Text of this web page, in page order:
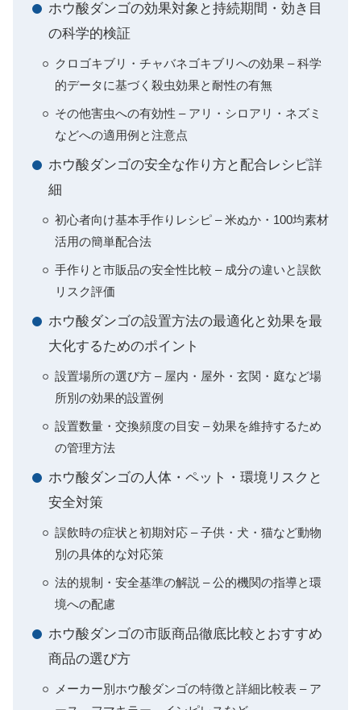
ホウ酸ダンゴの効果対象と持続期間・効き目
の科学的検証
クロゴキブリ・チャバネゴキブリへの効果 – 科学
的データに基づく殺虫効果と耐性の有無
その他害虫への有効性 – アリ・シロアリ・ネズミ
などへの適用例と注意点
ホウ酸ダンゴの安全な作り方と配合レシピ詳
細
初心者向け基本手作りレシピ – 米ぬか・100均素材
活用の簡単配合法
手作りと市販品の安全性比較 – 成分の違いと誤飲
リスク評価
ホウ酸ダンゴの設置方法の最適化と効果を最
大化するためのポイント
設置場所の選び方 – 屋内・屋外・玄関・庭など場
所別の効果的設置例
設置数量・交換頻度の目安 – 効果を維持するため
の管理方法
ホウ酸ダンゴの人体・ペット・環境リスクと
安全対策
誤飲時の症状と初期対応 – 子供・犬・猫など動物
別の具体的な対応策
法的規制・安全基準の解説 – 公的機関の指導と環
境への配慮
ホウ酸ダンゴの市販商品徹底比較とおすすめ
商品の選び方
メーカー別ホウ酸ダンゴの特徴と詳細比較表 – ア